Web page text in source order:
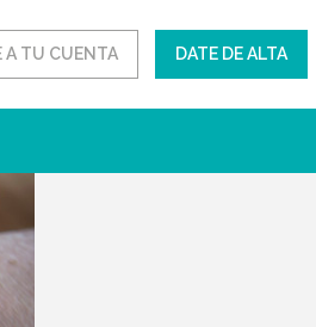
A TU CUENTA DATE DE ALTA